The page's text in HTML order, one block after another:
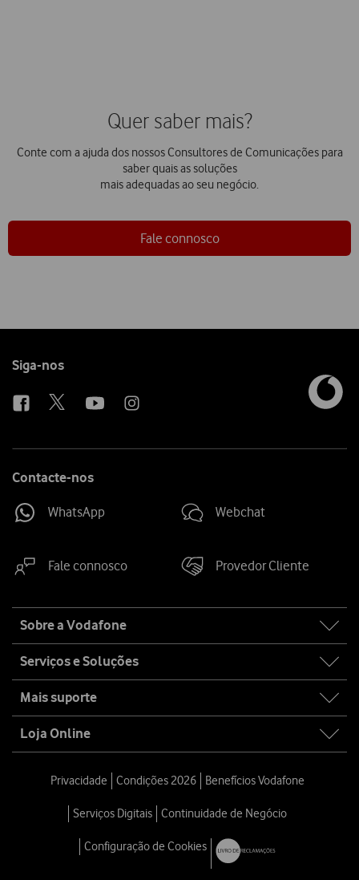
Quer saber mais?
Conte com a ajuda dos nossos Consultores de Comunicações para
saber quais as soluções
mais adequadas ao seu negócio.
Fale connosco
Follow
Siga-nos
Contacte-nos
WhatsApp Webchat
Fale connosco Provedor Cliente
map
Sobre a Vodafone
Serviços e Soluções
Mais suporte
Loja Online
Privacidade Condições 2026 Benefícios Vodafone
Serviços Digitais Continuidade de Negócio
Configuração de Cookies